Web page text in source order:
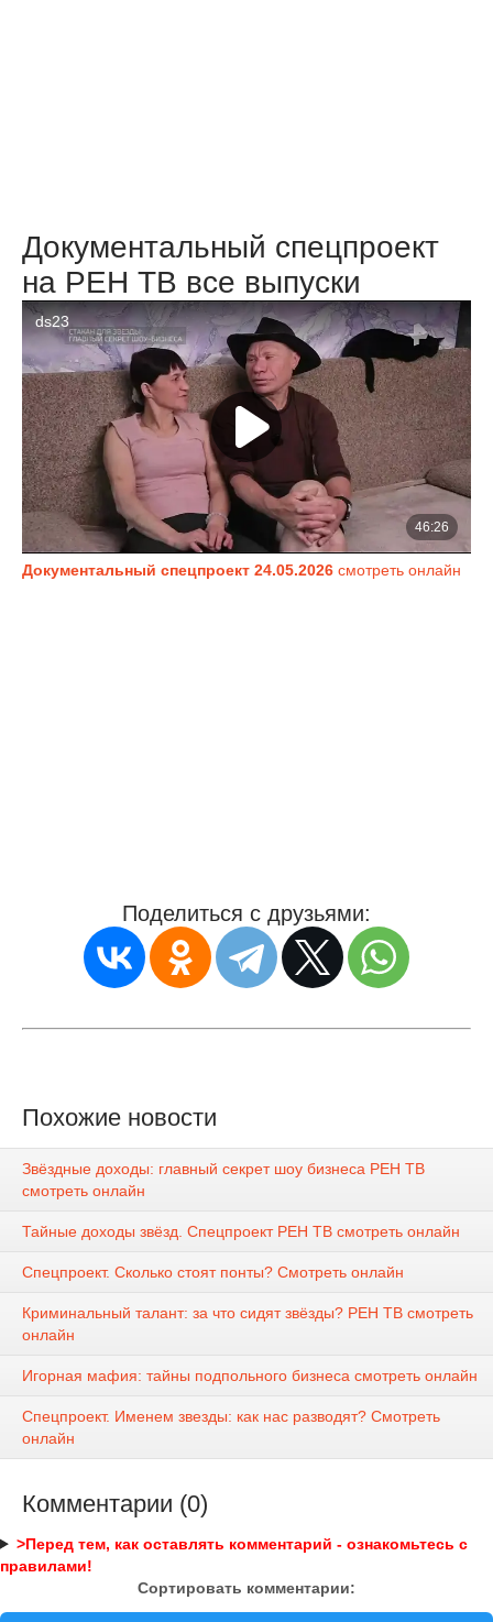
Документальный спецпроект
на РЕН ТВ все выпуски
Документальный спецпроект 24.05.2026 смотреть онлайн
Поделиться с друзьями:
Похожие новости
Звёздные доходы: главный секрет шоу бизнеса РЕН ТВ
смотреть онлайн
Тайные доходы звёзд. Спецпроект РЕН ТВ смотреть онлайн
Спецпроект. Сколько стоят понты? Смотреть онлайн
Криминальный талант: за что сидят звёзды? РЕН ТВ смотреть
онлайн
Игорная мафия: тайны подпольного бизнеса смотреть онлайн
Спецпроект. Именем звезды: как нас разводят? Смотреть
онлайн
Комментарии (0)
>Перед тем, как оставлять комментарий - ознакомьтесь с
правилами!
Сортировать комментарии: